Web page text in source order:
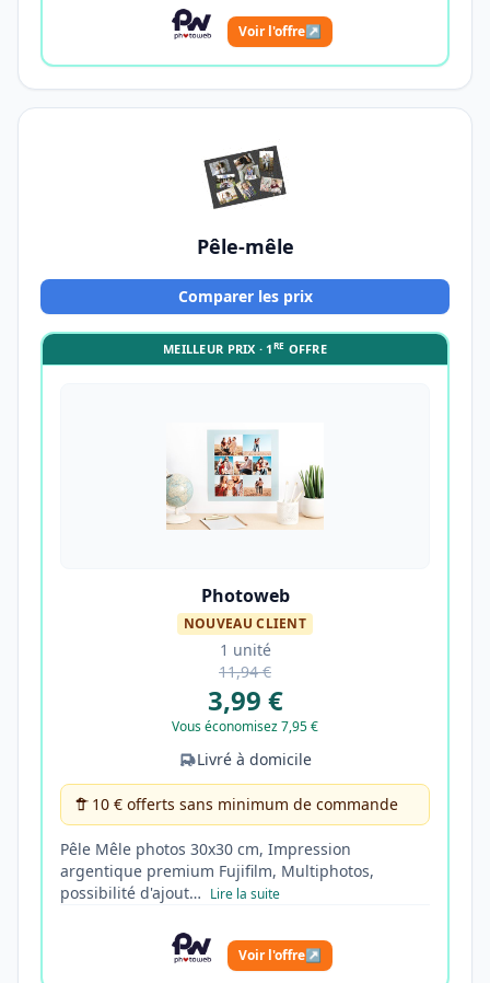
Voir l'offre↗
Pêle-mêle
Comparer les prix
MEILLEUR PRIX · 1RE OFFRE
Photoweb
NOUVEAU CLIENT
1 unité
11,94 €
3,99 €
Vous économisez 7,95 €
Livré à domicile
10 € offerts sans minimum de commande
Pêle Mêle photos 30x30 cm, Impression
argentique premium Fujifilm, Multiphotos,
possibilité d'ajout… Lire la suite
Voir l'offre↗